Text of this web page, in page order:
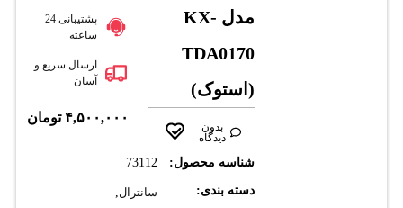
مدل KX-
TDA0170
(استوک)
بدون
دیدگاه
شناسه محصول: 73112
دسته بندی: سانترال,
پشتیبانی 24
ساعته
ارسال سریع و
آسان
۴,۵۰۰,۰۰۰ تومان